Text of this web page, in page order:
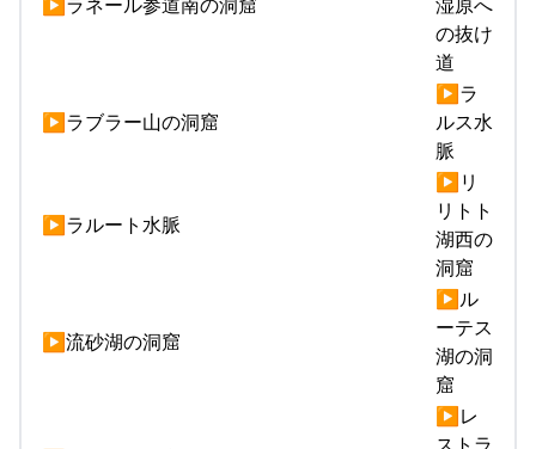
の抜け
道
▶ラブラー山の洞窟
▶ラ
ルス水
脈
▶ラルート水脈
▶リ
リトト
湖西の
洞窟
▶流砂湖の洞窟
▶ル
ーテス
湖の洞
窟
▶レ